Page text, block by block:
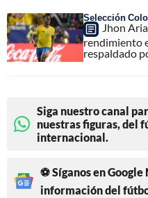
Selección
Jhon
rendimiento
respaldado
Siga nuestro canal
nuestras figuras, del
internacional.
⚽ Síganos en
información del